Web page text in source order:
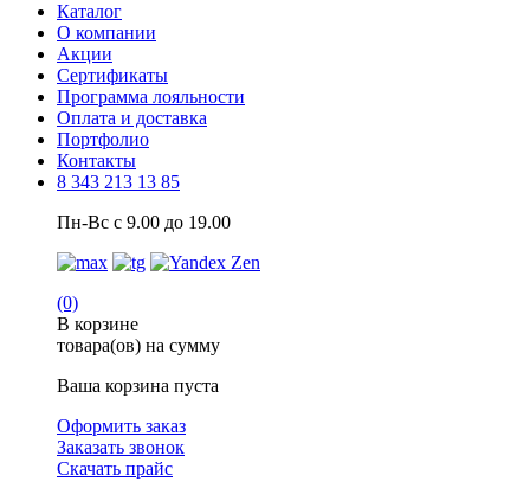
Каталог
О компании
Акции
Сертификаты
Программа лояльности
Оплата и доставка
Портфолио
Контакты
8 343 213 13 85
Пн-Вс с 9.00 до 19.00
(0)
В корзине
товара(ов) на сумму
Ваша корзина пуста
Оформить заказ
Заказать звонок
Скачать прайс